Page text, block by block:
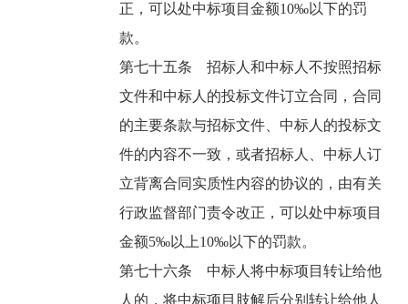
正，可以处中标项目金额10‰以下的罚
款。
第七十五条 招标人和中标人不按照招标
文件和中标人的投标文件订立合同，合同
的主要条款与招标文件、中标人的投标文
件的内容不一致，或者招标人、中标人订
立背离合同实质性内容的协议的，由有关
行政监督部门责令改正，可以处中标项目
金额5‰以上10‰以下的罚款。
第七十六条 中标人将中标项目转让给他
人的，将中标项目肢解后分别转让给他人